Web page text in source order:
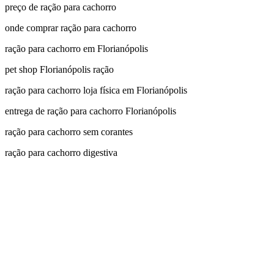
preço de ração para cachorro
onde comprar ração para cachorro
ração para cachorro em Florianópolis
pet shop Florianópolis ração
ração para cachorro loja física em Florianópolis
entrega de ração para cachorro Florianópolis
ração para cachorro sem corantes
ração para cachorro digestiva